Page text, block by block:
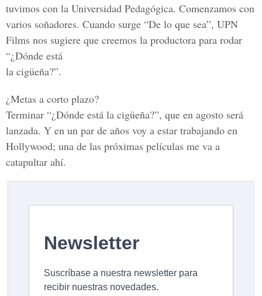
tuvimos con la Universidad Pedagógica. Comenzamos con
varios soñadores. Cuando surge “De lo que sea”, UPN
Films nos sugiere que creemos la productora para rodar
“¿Dónde está
la cigüeña?”.
¿Metas a corto plazo?
Terminar “¿Dónde está la cigüeña?”, que en agosto será
lanzada. Y en un par de años voy a estar trabajando en
Hollywood; una de las próximas películas me va a
catapultar ahí.